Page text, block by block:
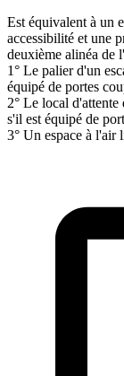
Est équivalent à un
accessibilité et une
deuxième alinéa de
1° Le palier d'un
équipé de portes
2° Le local
s'il est équipé de
3° Un espace à l'air